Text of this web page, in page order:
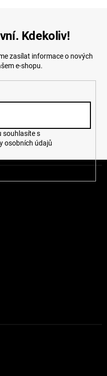
Kdekoliv!
zasílat informace o nových
e-shopu.
osobních údajů